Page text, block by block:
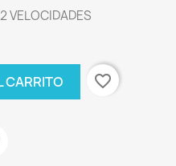
VELOCIDADES
CARRITO favorite_border